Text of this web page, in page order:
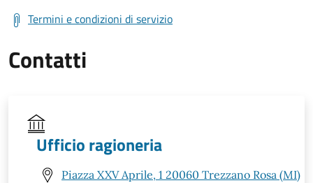
Termini e condizioni di servizio
Contatti
Ufficio ragioneria
Piazza XXV Aprile, 1 20060 Trezzano Rosa (MI)